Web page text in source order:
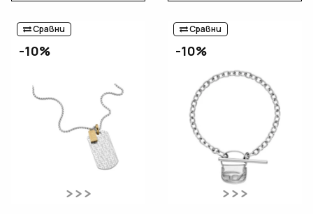
Сравни
-10%
Сравни
-10%